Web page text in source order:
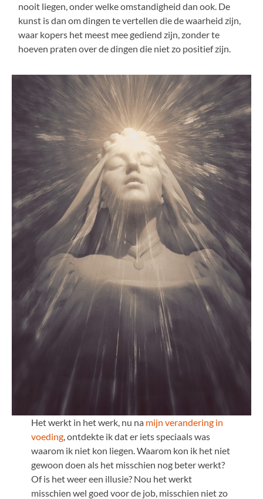
nooit liegen, onder welke omstandigheid dan ook. De
kunst is dan om dingen te vertellen die de waarheid zijn,
waar kopers het meest mee gediend zijn, zonder te
hoeven praten over de dingen die niet zo positief zijn.
Het werkt in het werk, nu na mijn verandering in
voeding, ontdekte ik dat er iets speciaals was
waarom ik niet kon liegen. Waarom kon ik het niet
gewoon doen als het misschien nog beter werkt?
Of is het weer een illusie? Nou het werkt
misschien wel goed voor de job, misschien niet zo